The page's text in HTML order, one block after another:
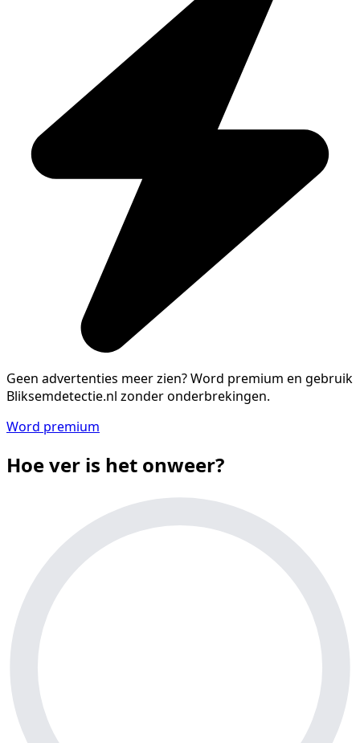
Geen advertenties meer zien?Word premium en gebruik
Bliksemdetectie.nl zonder onderbrekingen.
Word premium
Hoe ver is het onweer?